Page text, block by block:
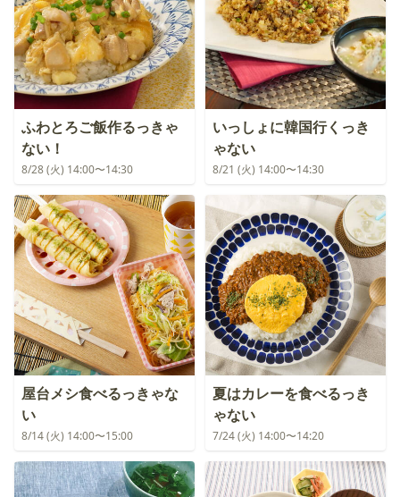
ふわとろご飯作るっきゃ
ない！
8/28 (火) 14:00〜14:30
いっしょに韓国行くっき
ゃない
8/21 (火) 14:00〜14:30
屋台メシ食べるっきゃな
い
8/14 (火) 14:00〜15:00
夏はカレーを食べるっき
ゃない
7/24 (火) 14:00〜14:20